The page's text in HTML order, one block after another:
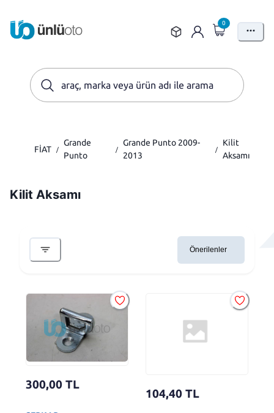
0
FİAT /
Grande
Punto
/
Grande Punto 2009-
2013
/
Kilit
Aksamı
Kilit Aksamı
300,00 TL
104,40 TL